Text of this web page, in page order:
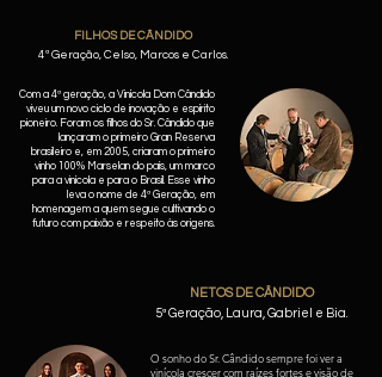
FILHOS DE CÂNDIDO
4ª Geração, Celso, Marcos e Carlos.
Com a 4ª geração, a Vinícola Dom Cândido
viveu um novo ciclo de inovação e espírito
pioneiro. Foram os filhos do Sr. Cândido que
lançaram o primeiro Gran Reserva
brasileiro e, em 2005, criaram o primeiro
vinho 100% Marselan do país, um marco
para a vinícola e para o Brasil. Esse vinho
leva o nome de 4ª Geração, em
homenagem a quem segue cultivando o
futuro com paixão e respeito às origens.
NETOS DE CÂNDIDO
5ª Geração, Laura, Gabriel e Bia.
O sonho do Sr. Cândido sempre foi ver a
vinícola crescer com raízes fortes e visão de